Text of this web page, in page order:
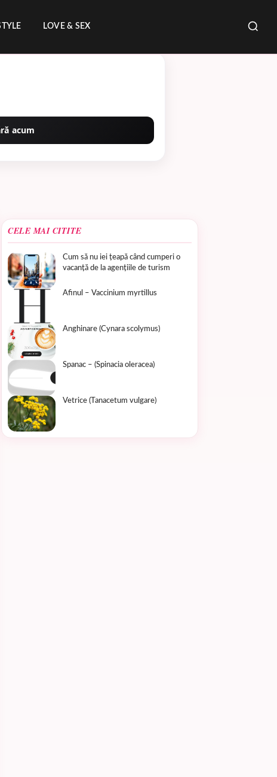
LOVE & SEX
acum
CELE MAI CITITE
Cum să nu iei țeapă când cumperi o
vacanță de la agențiile de turism
Afinul – Vaccinium myrtillus
Anghinare (Cynara scolymus)
Spanac – (Spinacia oleracea)
Vetrice (Tanacetum vulgare)